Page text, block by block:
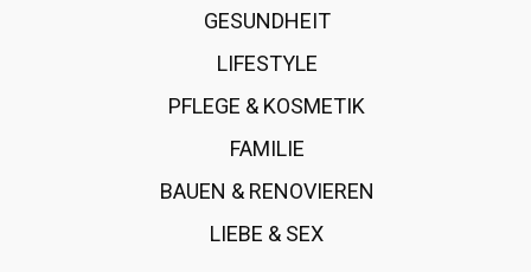
GESUNDHEIT
LIFESTYLE
PFLEGE & KOSMETIK
FAMILIE
BAUEN & RENOVIEREN
LIEBE & SEX